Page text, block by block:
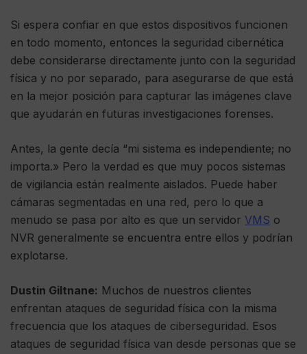
Si espera confiar en que estos dispositivos funcionen
en todo momento, entonces la seguridad cibernética
debe considerarse directamente junto con la seguridad
física y no por separado, para asegurarse de que está
en la mejor posición para capturar las imágenes clave
que ayudarán en futuras investigaciones forenses.
Antes, la gente decía “mi sistema es independiente; no
importa.» Pero la verdad es que muy pocos sistemas
de vigilancia están realmente aislados. Puede haber
cámaras segmentadas en una red, pero lo que a
menudo se pasa por alto es que un servidor VMS o
NVR generalmente se encuentra entre ellos y podrían
explotarse.
Dustin Giltnane: Muchos de nuestros clientes
enfrentan ataques de seguridad física con la misma
frecuencia que los ataques de ciberseguridad. Esos
ataques de seguridad física van desde personas que se